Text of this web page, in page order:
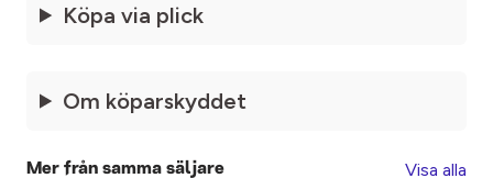
Köpa via plick
Om köparskyddet
Mer från samma säljare Visa alla